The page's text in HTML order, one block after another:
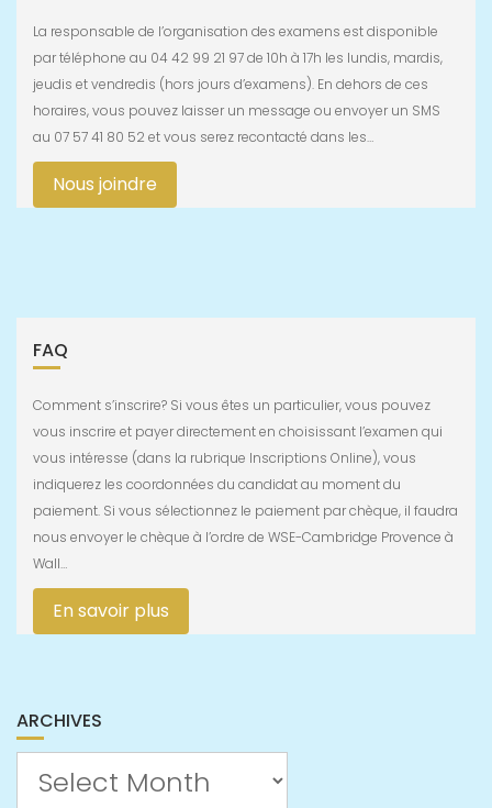
La responsable de l’organisation des examens est disponible
par téléphone au 04 42 99 21 97 de 10h à 17h les lundis, mardis,
jeudis et vendredis (hors jours d’examens). En dehors de ces
horaires, vous pouvez laisser un message ou envoyer un SMS
au 07 57 41 80 52 et vous serez recontacté dans les…
Nous joindre
FAQ
Comment s’inscrire? Si vous êtes un particulier, vous pouvez
vous inscrire et payer directement en choisissant l’examen qui
vous intéresse (dans la rubrique Inscriptions Online), vous
indiquerez les coordonnées du candidat au moment du
paiement. Si vous sélectionnez le paiement par chèque, il faudra
nous envoyer le chèque à l’ordre de WSE-Cambridge Provence à
Wall…
En savoir plus
ARCHIVES